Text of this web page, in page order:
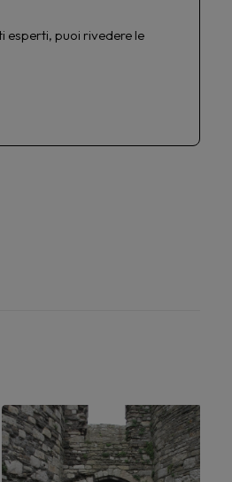
esperti, puoi rivedere le